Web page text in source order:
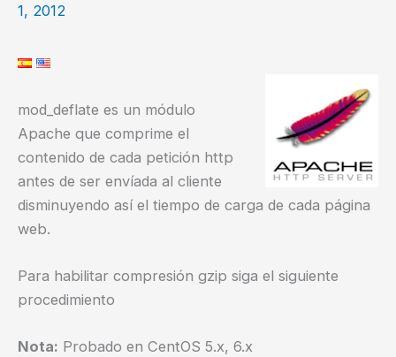
1, 2012
mod_deflate es un módulo
Apache que comprime el
contenido de cada petición http
antes de ser envíada al cliente
disminuyendo así el tiempo de carga de cada página
web.
Para habilitar compresión gzip siga el siguiente
procedimiento
Nota: Probado en CentOS 5.x, 6.x